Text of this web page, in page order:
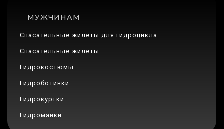
МУЖЧИНАМ
Спасательные жилеты для гидроцикла
Спасательные жилеты
Гидрокостюмы
Гидроботинки
Гидрокуртки
Гидромайки